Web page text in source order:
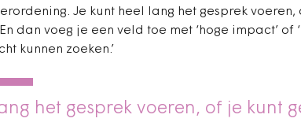
Je kunt heel lang het gesprek voeren,
dan voeg je een veld toe met ‘hoge impact’ of
kunnen zoeken.’
het gesprek voeren, of je kunt